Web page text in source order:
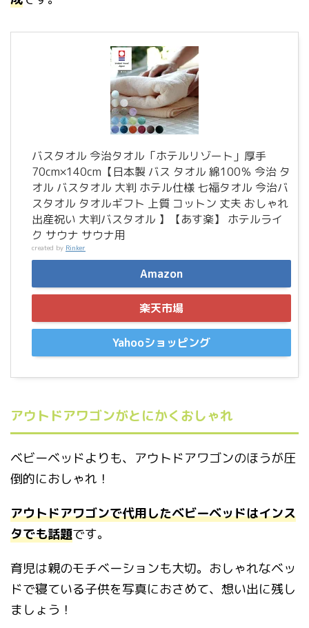
バスタオル 今治タオル「ホテルリゾート」厚手
70cm×140cm【日本製 バス タオル 綿100％ 今治 タ
オル バスタオル 大判 ホテル仕様 七福タオル 今治バ
スタオル タオルギフト 上質 コットン 丈夫 おしゃれ
出産祝い 大判バスタオル 】【あす楽】 ホテルライ
ク サウナ サウナ用
created by Rinker
Amazon
楽天市場
Yahooショッピング
アウトドアワゴンがとにかくおしゃれ
ベビーベッドよりも、アウトドアワゴンのほうが圧
倒的におしゃれ！
アウトドアワゴンで代用したベビーベッドはインス
タでも話題です。
育児は親のモチベーションも大切。おしゃれなベッ
ドで寝ている子供を写真におさめて、想い出に残し
ましょう！